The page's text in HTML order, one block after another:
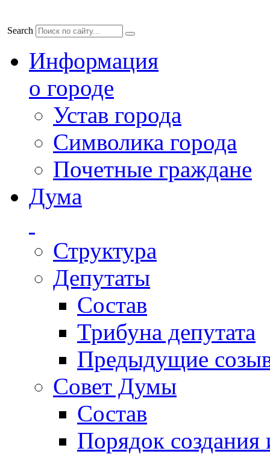
Search
Информация
о городе
Устав города
Символика города
Почетные граждане
Дума
Структура
Депутаты
Состав
Трибуна депутата
Предыдущие
Совет Думы
Состав
Порядок создания